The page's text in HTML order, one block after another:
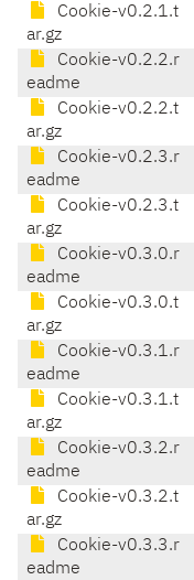
Cookie-v0.2.1.t
ar.gz
Cookie-v0.2.2.r
eadme
Cookie-v0.2.2.t
ar.gz
Cookie-v0.2.3.r
eadme
Cookie-v0.2.3.t
ar.gz
Cookie-v0.3.0.r
eadme
Cookie-v0.3.0.t
ar.gz
Cookie-v0.3.1.r
eadme
Cookie-v0.3.1.t
ar.gz
Cookie-v0.3.2.r
eadme
Cookie-v0.3.2.t
ar.gz
Cookie-v0.3.3.r
eadme